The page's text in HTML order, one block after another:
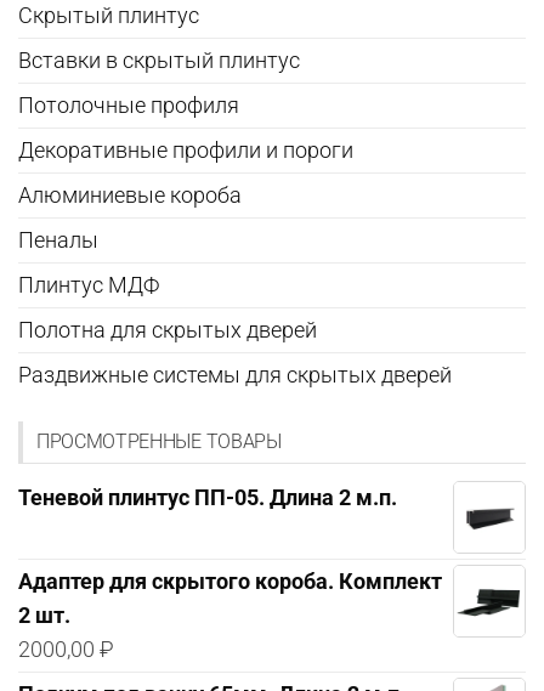
Скрытый плинтус
Вставки в скрытый плинтус
Потолочные профиля
Декоративные профили и пороги
Алюминиевые короба
Пеналы
Плинтус МДФ
Полотна для скрытых дверей
Раздвижные системы для скрытых дверей
ПРОСМОТРЕННЫЕ ТОВАРЫ
Теневой плинтус ПП-05. Длина 2 м.п.
Адаптер для скрытого короба. Комплект
2 шт.
2000,00 ₽